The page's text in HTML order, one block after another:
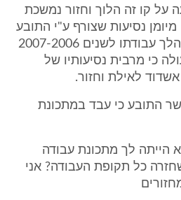
על קו זה הלוך וחזור נמשכת
וכן מיומן נסיעות שצורף ע"י התובע
(ג' 3) ושנערך על ידו במהלך עבודתו לשנים 2007-2006
כי מרבית נסיעותיו של
לאילת וחזור.
התובע כי עבד במתכונת
הייתה לך מתכונת עבודה
כל תקופת העבודה? אני